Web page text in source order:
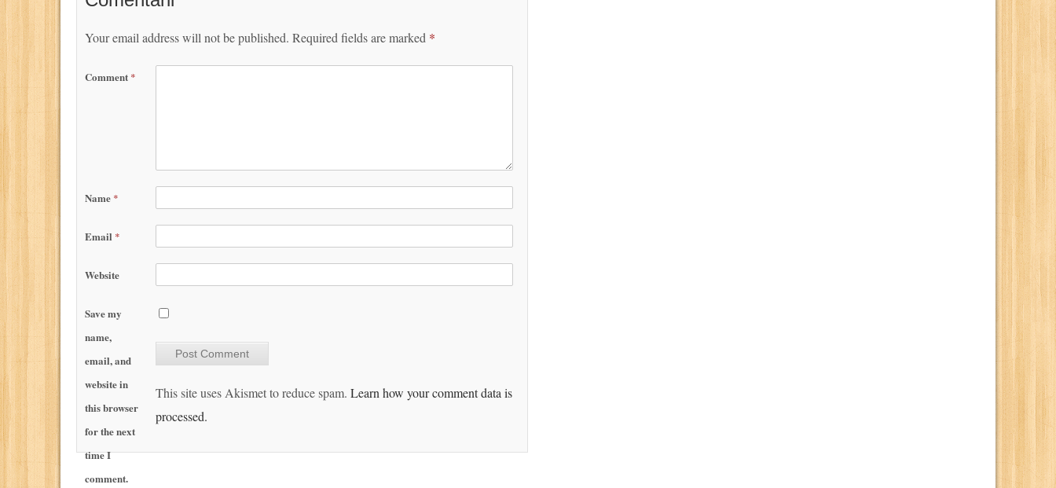
Your email address will not be published. Required fields are marked *
Comment *
Name *
Email *
Website
Save my
name,
email, and
website in
this browser
for the next
time I
comment.
This site uses Akismet to reduce spam. Learn how your comment data is
processed.